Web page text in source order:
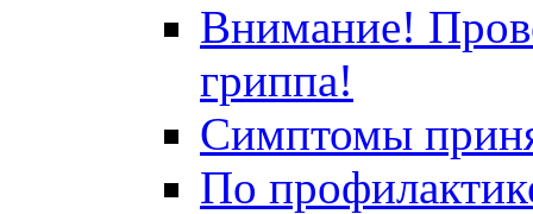
Внимание!
гриппа!
Симптомы
По